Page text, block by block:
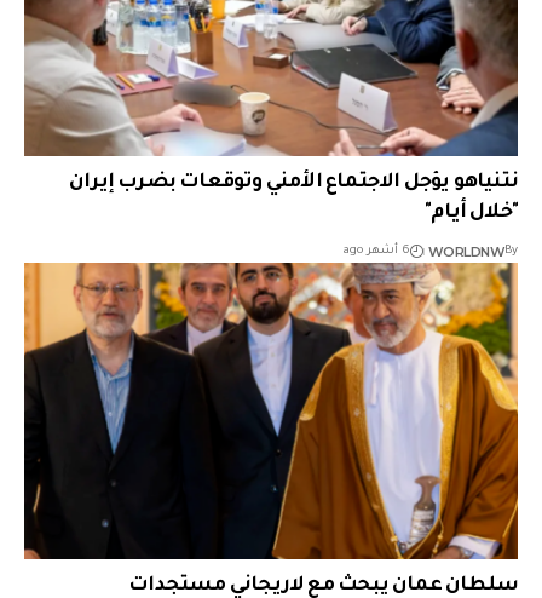
نتنياهو يؤجل الاجتماع الأمني وتوقعات بضرب إيران
"خلال أيام"
By
WORLDNW 6 أشهر ago
سلطان عمان يبحث مع لاريجاني مستجدات